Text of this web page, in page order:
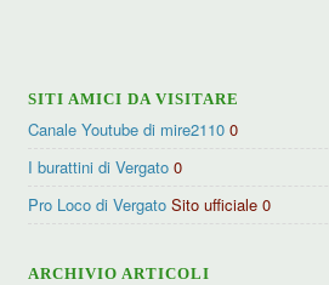
SITI AMICI DA VISITARE
Canale Youtube di mire2110 0
I burattini di Vergato 0
Pro Loco di Vergato Sito ufficiale 0
ARCHIVIO ARTICOLI